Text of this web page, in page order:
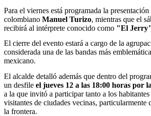
Para el viernes está programada la
colombiano Manuel Turizo, mientras que el
recibirá al intérprete conocido como "El
El cierre del evento estará a cargo de la
considerada una de las bandas más
mexicano.
El alcalde detalló además que dentro del
un desfile el jueves 12 a las 18:00 horas por
a la que invitó a participar tanto a los habitantes
visitantes de ciudades vecinas, particularmente
la frontera.